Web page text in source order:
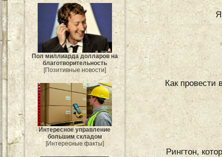
Пол миллиарда долларов на
благотворительность
[Позитивные новости]
Интересное управление
большим складом
[Интересные факты]
Как провести
Рингтон,